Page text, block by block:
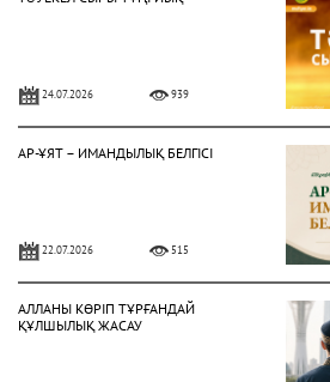
24.07.2026 939
АР-ҰЯТ – ИМАНДЫЛЫҚ БЕЛГІСІ
22.07.2026 515
АЛЛАНЫ КӨРІП ТҰРҒАНДАЙ
ҚҰЛШЫЛЫҚ ЖАСАУ